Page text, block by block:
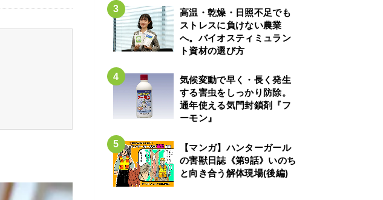
高温・乾燥・日照不足でも
ストレスに負けない農業
へ。バイオスティミュラン
ト資材の選び方
気候変動で早く・長く発生
する害虫をしっかり防除。
通年使える気門封鎖剤『フ
ーモン』
【マンガ】ハンターガール
の害獣日誌《第9話》いのち
と向き合う解体現場(後編)